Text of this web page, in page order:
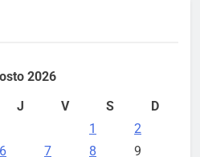
2026
J V S
D
1
2
6 7 8
9